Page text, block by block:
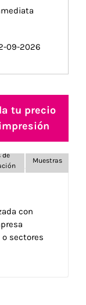
09-2026
tu precio
de
Muestras
con
sectores